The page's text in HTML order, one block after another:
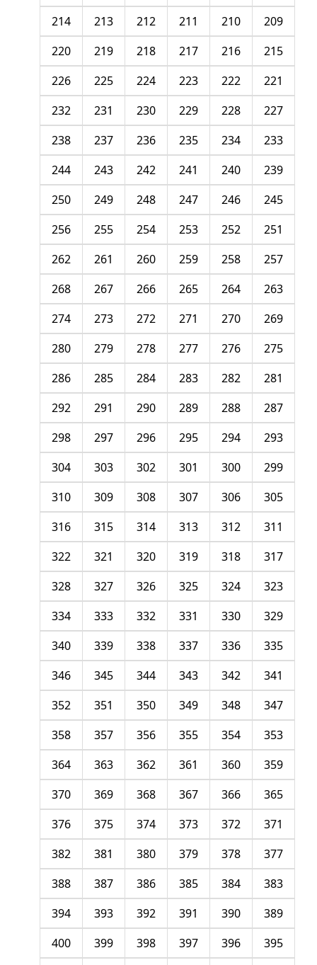
209
210
211
212
213
214
215
216
217
218
219
220
221
222
223
224
225
226
227
228
229
230
231
232
233
234
235
236
237
238
239
240
241
242
243
244
245
246
247
248
249
250
251
252
253
254
255
256
257
258
259
260
261
262
263
264
265
266
267
268
269
270
271
272
273
274
275
276
277
278
279
280
281
282
283
284
285
286
287
288
289
290
291
292
293
294
295
296
297
298
299
300
301
302
303
304
305
306
307
308
309
310
311
312
313
314
315
316
317
318
319
320
321
322
323
324
325
326
327
328
329
330
331
332
333
334
335
336
337
338
339
340
341
342
343
344
345
346
347
348
349
350
351
352
353
354
355
356
357
358
359
360
361
362
363
364
365
366
367
368
369
370
371
372
373
374
375
376
377
378
379
380
381
382
383
384
385
386
387
388
389
390
391
392
393
394
395
396
397
398
399
400